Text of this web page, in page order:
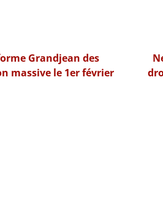
Grandjean des
massive le 1er février
Article